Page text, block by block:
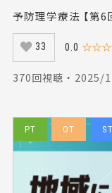
予防理学療法 【第
33 0.0
370回視聴 ・ 2025/
PT OT ST